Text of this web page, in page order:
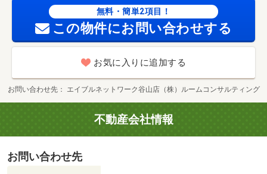
無料・簡単2項目！
この物件にお問い合わせする
お気に入りに追加する
お問い合わせ先 エイブルネットワーク谷山店（株）ルームコンサルティング
不動産会社情報
お問い合わせ先